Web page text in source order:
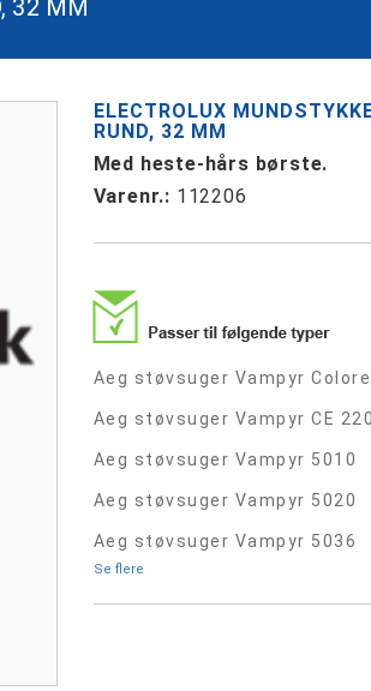
32 MM
ELECTROLUX
RUND, 32 MM
Med heste-hårs børste.
Varenr.: 112206
Aeg støvsuger Vampyr Colore
Aeg støvsuger Vampyr CE 220
Aeg støvsuger Vampyr 5010
Aeg støvsuger Vampyr 5020
Aeg støvsuger Vampyr 5036
Se flere